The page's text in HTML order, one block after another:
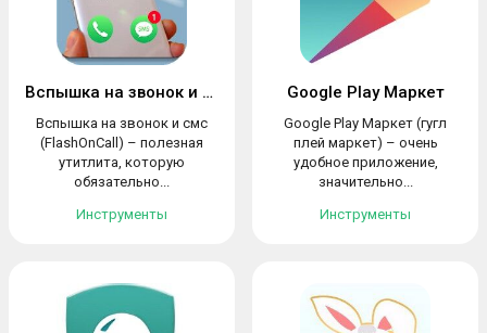
Вспышка на звонок и смс
Вспышка на звонок и смс
(FlashOnCall) – полезная
утитлита, которую
обязательно...
Инструменты
Google Play Маркет
Google Play Маркет (гугл
плей маркет) – очень
удобное приложение,
значительно...
Инструменты